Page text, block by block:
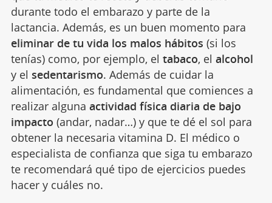
durante todo el embarazo y parte de la
lactancia. Además, es un buen momento para
eliminar de tu vida los malos hábitos (si los
tenías) como, por ejemplo, el tabaco, el alcohol
y el sedentarismo. Además de cuidar la
alimentación, es fundamental que comiences a
realizar alguna actividad física diaria de bajo
impacto (andar, nadar…) y que te dé el sol para
obtener la necesaria vitamina D. El médico o
especialista de confianza que siga tu embarazo
te recomendará qué tipo de ejercicios puedes
hacer y cuáles no.